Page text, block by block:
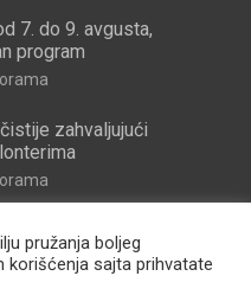
7. do 9. avgusta,
program
zahvaljujući
pružanja boljeg
korišćenja sajta prihvatate